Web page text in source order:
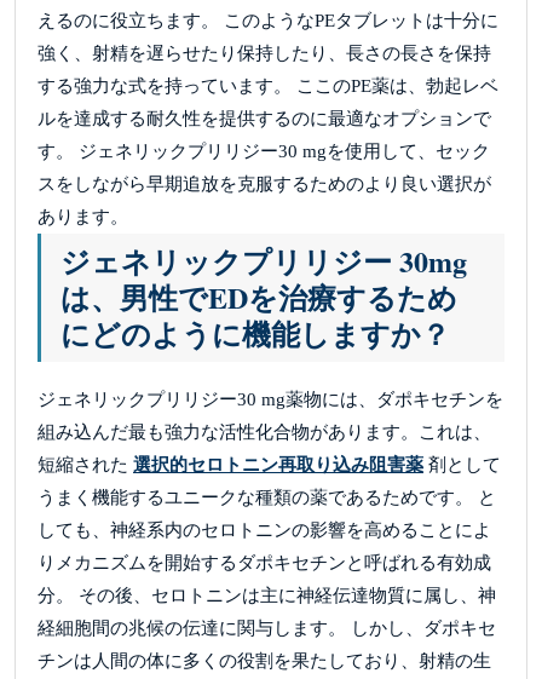
えるのに役立ちます。 このようなPEタブレットは十分に
強く、射精を遅らせたり保持したり、長さの長さを保持
する強力な式を持っています。 ここのPE薬は、勃起レベ
ルを達成する耐久性を提供するのに最適なオプションで
す。 ジェネリックプリリジー30 mgを使用して、セック
スをしながら早期追放を克服す​​るためのより良い選択が
あります。
ジェネリックプリリジー 30mg
は、男性でEDを治療するため
にどのように機能しますか？
ジェネリックプリリジー30 mg薬物には、ダポキセチンを
組み込んだ最も強力な活性化合物があります。これは、
短縮された 選択的セロトニン再取り込み阻害薬 剤として
うまく機能するユニークな種類の薬であるためです。 と
しても、神経系内のセロトニンの影響を高めることによ
りメカニズムを開始するダポキセチンと呼ばれる有効成
分。 その後、セロトニンは主に神経伝達物質に属し、神
経細胞間の兆候の伝達に関与します。 しかし、ダポキセ
チンは人間の体に多くの役割を果たしており、射精の生